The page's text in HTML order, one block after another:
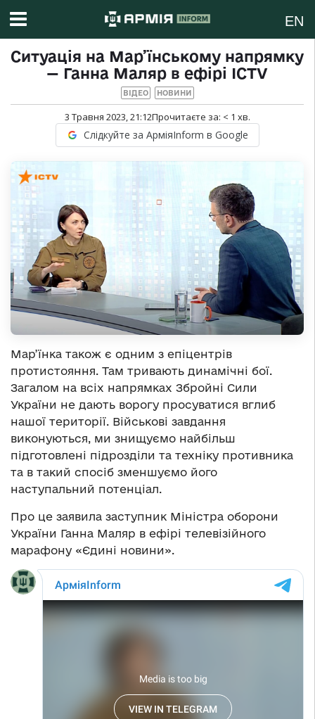
EN
Ситуація на Мар’їнському напрямку
— Ганна Маляр в ефірі ICTV
ВІДЕО НОВИНИ
3 Травня 2023, 21:12Прочитаєте за: < 1 хв.
Слідкуйте за АрміяInform в Google
Мар’їнка також є одним з епіцентрів
протистояння. Там тривають динамічні бої.
Загалом на всіх напрямках Збройні Сили
України не дають ворогу просуватися вглиб
нашої території. Військові завдання
виконуються, ми знищуємо найбільш
підготовлені підрозділи та техніку противника
та в такий спосіб зменшуємо його
наступальний потенціал.
Про це заявила заступник Міністра оборони
України Ганна Маляр в ефірі телевізійного
марафону «Єдині новини».